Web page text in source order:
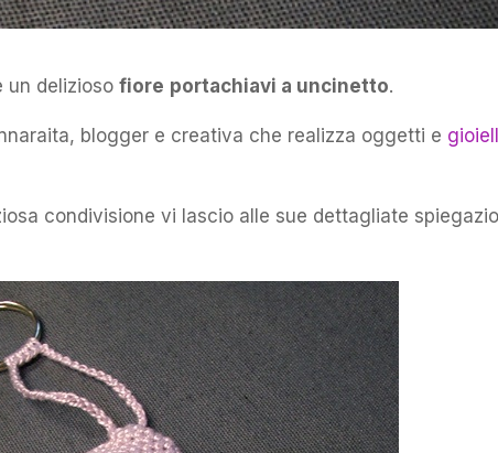
un deliziosofiore portachiavi a uncinetto.
blogger e creativa che realizza oggetti e
condivisione vi lascio alle sue dettagliate